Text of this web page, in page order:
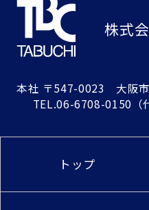
株式
本社 〒547-0023 大阪
TEL.06-6708-0150
トップ